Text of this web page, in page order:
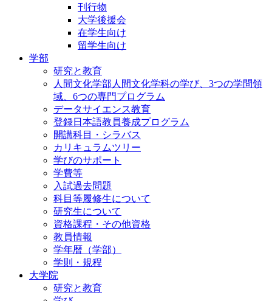
刊行物
大学後援会
在学生向け
留学生向け
学部
研究と教育
人間文化学部人間文化学科の学び、3つの学問領
域、6つの専門プログラム
データサイエンス教育
登録日本語教員養成プログラム
開講科目・シラバス
カリキュラムツリー
学びのサポート
学費等
入試過去問題
科目等履修生について
研究生について
資格課程・その他資格
教員情報
学年暦（学部）
学則・規程
大学院
研究と教育